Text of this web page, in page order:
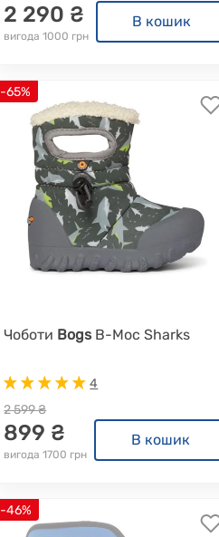
2 290 ₴
вигода 1000 грн
В кошик
-65%
Чоботи Bogs B-Moc Sharks
4
2 599 ₴
899 ₴
вигода 1700 грн
В кошик
-46%